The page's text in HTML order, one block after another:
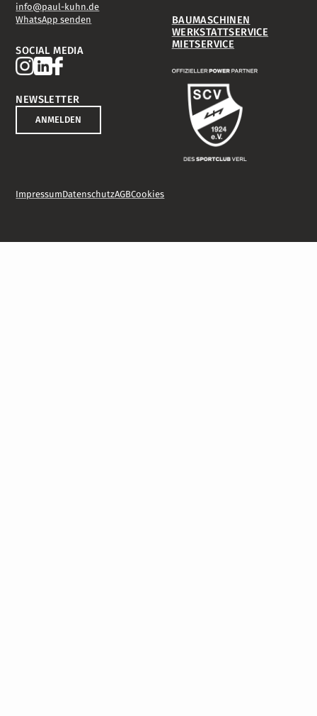
SCHAFFEN
WERTE
LEBEN
TEAMGEIST
LIEFERN
BAUMASCHINEN
WERKSTATTSERVICE
MIETSERVICE
info@paul-kuhn.de
WhatsApp senden
SOCIAL MEDIA
NEWSLETTER
ANMELDEN
ImpressumDatenschutzAGBCookies